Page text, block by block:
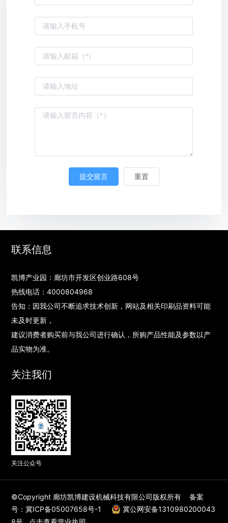
联系信息
凯博产业园：廊坊市开发区创业路608号
热线电话：4000804968
告知：因我公司不断追求技术创新，网站及相关印刷品资料可能
未及时更新，
建议消费者购买前与我公司进行确认，所购产品性能及参数以产
品实物为准。
关注我们
关注公众号
©Copyright 廊坊凯博建设机械科技有限公司版权所有备案
号：冀ICP备05007658号-1
冀公网安备1310980200043